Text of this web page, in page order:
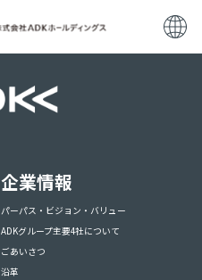
企業情報
パーパス・ビジョン・バリュー
ADKグループ主要4社について
ごあいさつ
沿革